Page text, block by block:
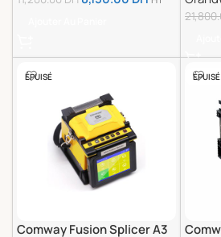
ÉPUISÉ
Comway Fusion Splicer A3
ÉPUISÉ